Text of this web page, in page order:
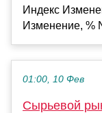
Индекс
Изменение, %
01:00, 10 Фев
Сырьевой